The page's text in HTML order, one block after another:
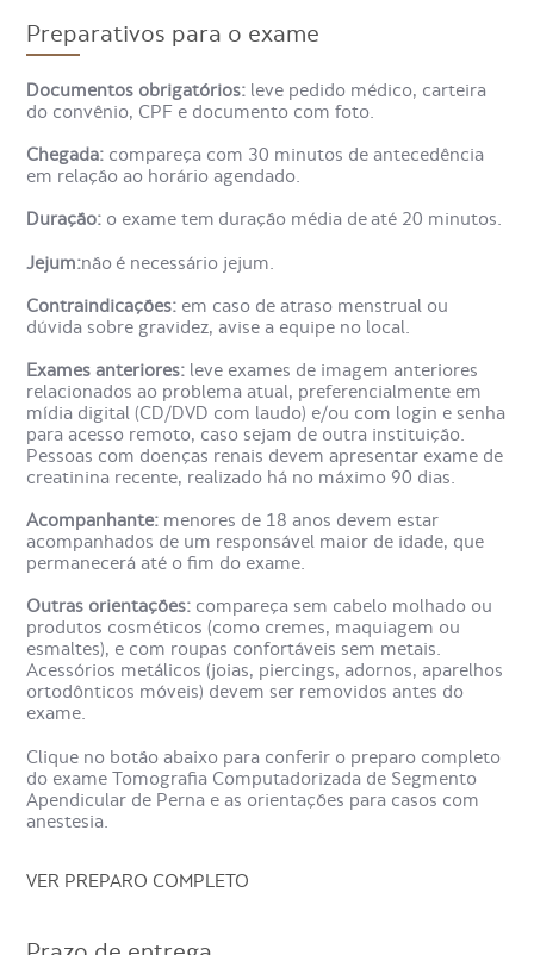
intervenções clínicas e cirúrgicas.
perna, Tomografia multislice de perna.
Como é feito o exame
Tomografia Computadorizada de
Segmento Apendicular de
Perna?
No preparo para a Tomografia Computadorizada de
metálicos, incluindo piercings. Em seguida, o paciente é
colocado de barriga para cima na maca, que corre para o
interior do aparelho de tomografia computadorizada,
facilitando a aquisição das imagens.
O exame é realizado por um técnico de radiologia. O
paciente deve ficar imóvel por alguns instantes para a
captação adequada das imagens. Caso sinta algum
desconforto, o paciente pode se comunicar com o técnico
responsável pelo exame via intercomunicador.
Mediante solicitação pode ser necessário utilizar contraste
endovenoso a fim de aumentar a acurácia diagnóstica. O
contraste é uma substância líquida injetada na veia durante
a realização do exame. Em alguns casos, pode ocorrer
gosto metálico na boca e sensação de calor, que passa em
Como é o preparo da
Tomografia Computadorizada de
Preparativos para o exame
Documentos obrigatórios: leve pedido médico, carteira
do convênio, CPF e documento com foto.
Chegada: compareça com 30 minutos de antecedência
em relação ao horário agendado.
Duração: o exame tem duração média de até 20 minutos.
Jejum:não é necessário jejum.
Contraindicações: em caso de atraso menstrual ou
dúvida sobre gravidez, avise a equipe no local.
Exames anteriores: leve exames de imagem anteriores
relacionados ao problema atual, preferencialmente em
mídia digital (CD/DVD com laudo) e/ou com login e senha
para acesso remoto, caso sejam de outra instituição.
Pessoas com doenças renais devem apresentar exame de
creatinina recente, realizado há no máximo 90 dias.
Acompanhante: menores de 18 anos devem estar
acompanhados de um responsável maior de idade, que
permanecerá até o fim do exame.
Outras orientações: compareça sem cabelo molhado ou
produtos cosméticos (como cremes, maquiagem ou
esmaltes), e com roupas confortáveis sem metais.
Acessórios metálicos (joias, piercings, adornos, aparelhos
ortodônticos móveis) devem ser removidos antes do
exame.
Clique no botão abaixo para conferir o preparo completo
do exame Tomografia Computadorizada de Segmento
Apendicular de Perna e as orientações para casos com
anestesia.
VER PREPARO COMPLETO